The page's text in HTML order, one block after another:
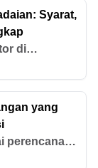
kunci
di tengah
Sekarang,
lagi
dapat
senada
Syarat,
di
produk
& Cicil
pengajuan
yang
perencana
akhir-akhir